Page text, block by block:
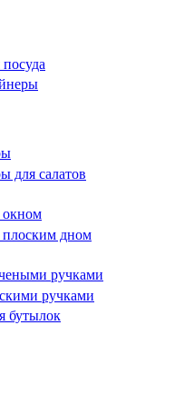
для салатов
окном
дном
ручками
ручками
бутылок